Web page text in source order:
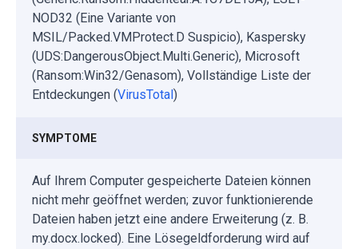
NOD32 (Eine Variante von
MSIL/Packed.VMProtect.D Suspicio), Kaspersky
(UDS:DangerousObject.Multi.Generic), Microsoft
(Ransom:Win32/Genasom), Vollständige Liste der
Entdeckungen (VirusTotal )
SYMPTOME
Auf Ihrem Computer gespeicherte Dateien können
nicht mehr geöffnet werden; zuvor funktionierende
Dateien haben jetzt eine andere Erweiterung (z. B.
my.docx.locked). Eine Lösegeldforderung wird auf